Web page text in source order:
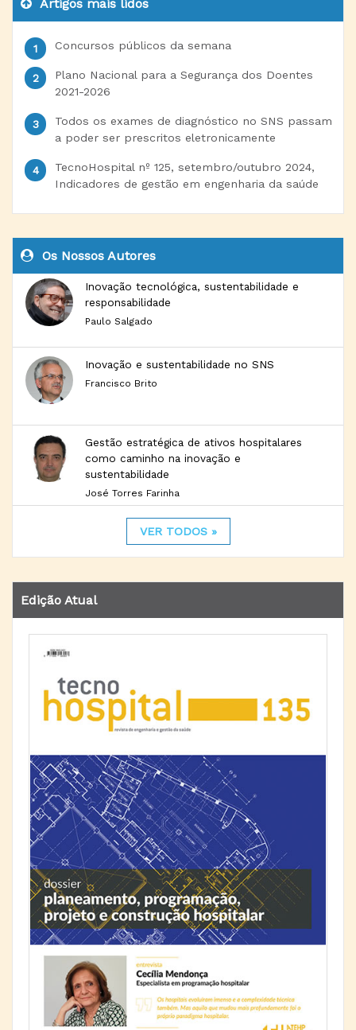
Artigos mais lidos
Concursos públicos da semana
Plano Nacional para a Segurança dos Doentes
2021-2026
Todos os exames de diagnóstico no SNS passam
a poder ser prescritos eletronicamente
TecnoHospital nº 125, setembro/outubro 2024,
Indicadores de gestão em engenharia da saúde
Os Nossos Autores
Inovação tecnológica, sustentabilidade e
responsabilidade
Paulo Salgado
Inovação e sustentabilidade no SNS
Francisco Brito
Gestão estratégica de ativos hospitalares
como caminho na inovação e
sustentabilidade
José Torres Farinha
VER TODOS »
Edição Atual